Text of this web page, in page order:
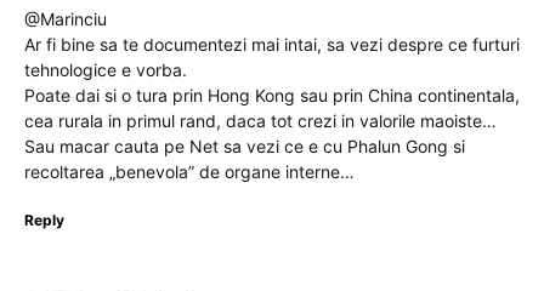
@Marinciu
Ar fi bine sa te documentezi mai intai, sa vezi despre ce furturi
tehnologice e vorba.
Poate dai si o tura prin Hong Kong sau prin China continentala,
cea rurala in primul rand, daca tot crezi in valorile maoiste…
Sau macar cauta pe Net sa vezi ce e cu Phalun Gong si
recoltarea „benevola” de organe interne…
Reply